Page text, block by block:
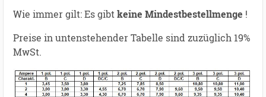
Wie immer gilt: Es gibt keine Mindestbestellmenge !
Preise in untenstehender Tabelle sind zuzüglich 19%
MwSt.